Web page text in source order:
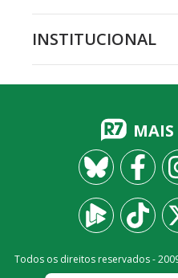
INSTITUCIONAL
MAIS
Todos os direitos reservados -